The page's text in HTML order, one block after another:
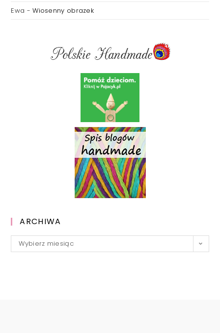
Ewa -Wiosenny obrazek
ARCHIWA
Archiwa
Wybierz miesiąc